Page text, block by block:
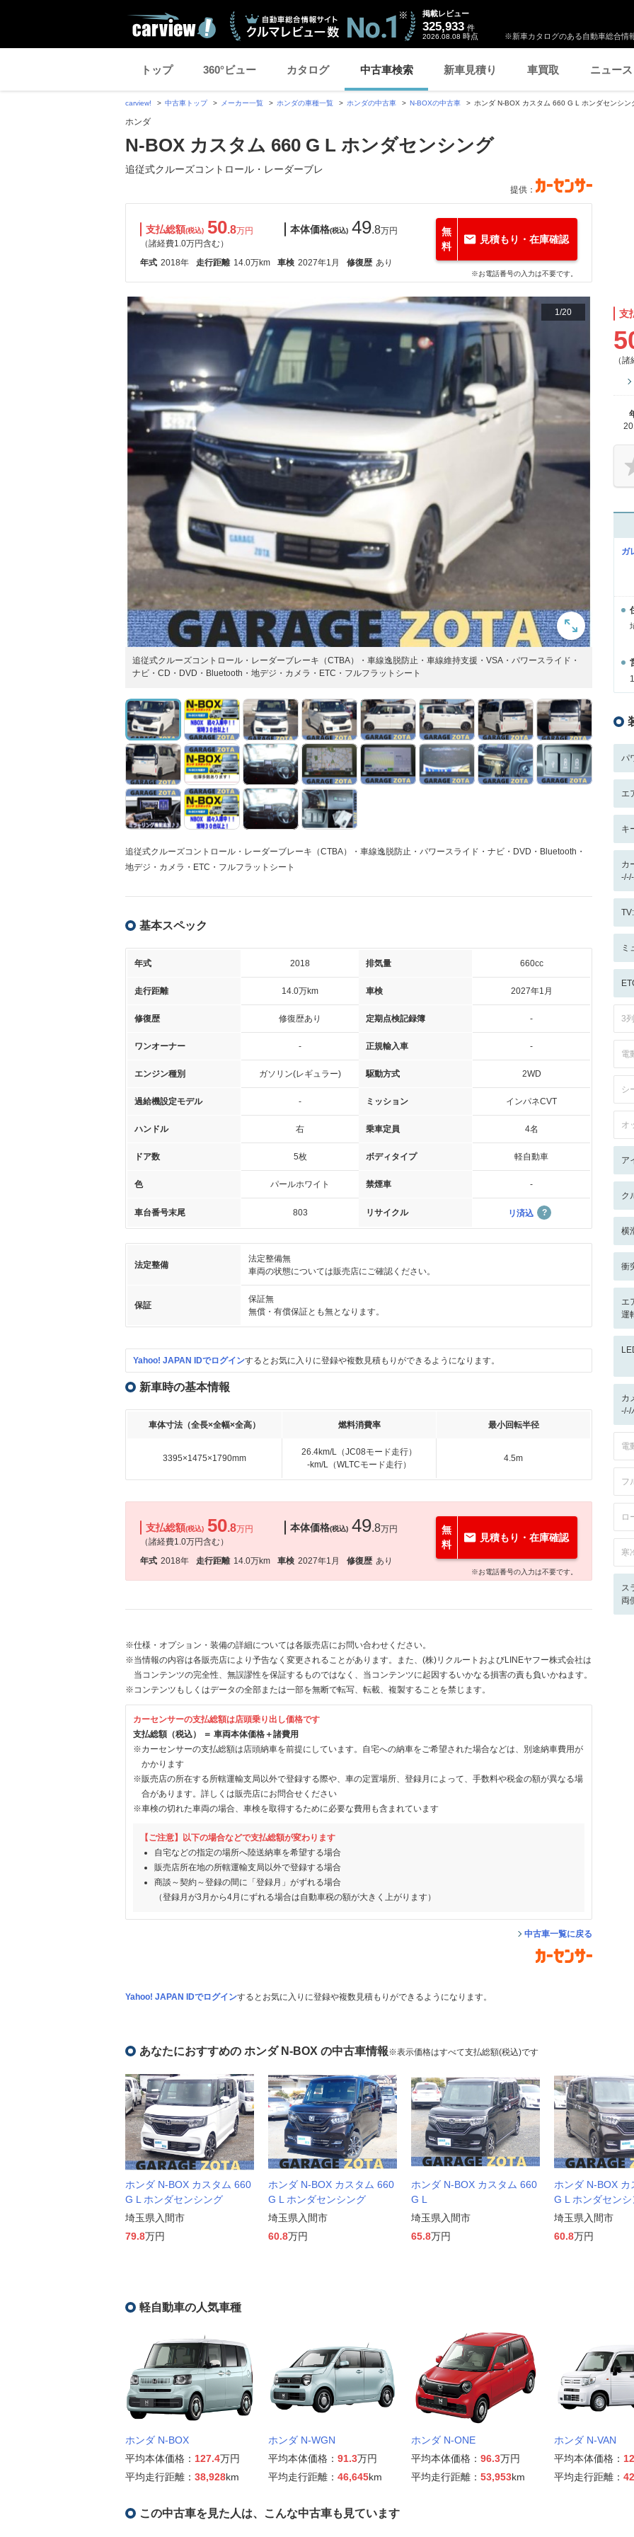
※新車カタログのある自動車総合情
掲載レビュー
325,933 件
2026.08.08 時点
トップ 360°ビュー カタログ 中古車検索 新車見積り 車買取 ニュース
carview! 中古車トップ メーカー一覧 ホンダの車種一覧 ホンダの中古車 N-BOXの中古車 ホンダ N-BOX カスタム 660 G L ホンダセンシ
ホンダ
N-BOX カスタム 660 G L ホンダセンシング
追従式クルーズコントロール・レーダーブレ
提供：
支払総額(税込) 50.8万円
（諸経費1.0万円含む）
本体価格(税込) 49.8万円
年式 2018年 走行距離 14.0万km 車検 2027年1月 修復歴 あり
無
料
見積もり・在庫確認
※お電話番号の入力は不要です。
1/20
追従式クルーズコントロール・レーダーブレーキ（CTBA）・車線逸脱防止・車線維持支援・VSA・パワースライド・
ナビ・CD・DVD・Bluetooth・地デジ・カメラ・ETC・フルフラットシート
追従式クルーズコントロール・レーダーブレーキ（CTBA）・車線逸脱防止・パワースライド・ナビ・DVD・Bluetooth・
地デジ・カメラ・ETC・フルフラットシート
基本スペック
年式 2018 排気量 660cc
走行距離 14.0万km 車検 2027年1月
修復歴 修復歴あり 定期点検記録簿 -
ワンオーナー - 正規輸入車 -
エンジン種別 ガソリン(レギュラー) 駆動方式 2WD
過給機設定モデル - ミッション インパネCVT
ハンドル 右 乗車定員 4名
ドア数 5枚 ボディタイプ 軽自動車
色 パールホワイト 禁煙車 -
車台番号末尾 803 リサイクル リ済込
法定整備
法定整備無
車両の状態については販売店にご確認ください。
保証
保証無
無償・有償保証とも無となります。
Yahoo! JAPAN IDでログインするとお気に入りに登録や複数見積もりができるようになります。
新車時の基本情報
車体寸法（全長×全幅×全高） 燃料消費率 最小回転半径
3395×1475×1790mm
26.4km/L（JC08モード走行）
-km/L（WLTCモード走行）
4.5m
支払総額(税込) 50.8万円
（諸経費1.0万円含む）
本体価格(税込) 49.8万円
年式 2018年 走行距離 14.0万km 車検 2027年1月 修復歴 あり
無
料
見積もり・在庫確認
※お電話番号の入力は不要です。
※仕様・オプション・装備の詳細については各販売店にお問い合わせください。
※当情報の内容は各販売店により予告なく変更されることがあります。また、(株)リクルートおよびLINEヤフー株式会社は
当コンテンツの完全性、無誤謬性を保証するものではなく、当コンテンツに起因するいかなる損害の責も負いかねます。
※コンテンツもしくはデータの全部または一部を無断で転写、転載、複製することを禁じます。
カーセンサーの支払総額は店頭乗り出し価格です
支払総額（税込） ＝ 車両本体価格＋諸費用
※カーセンサーの支払総額は店頭納車を前提にしています。自宅への納車をご希望された場合などは、別途納車費用が
かかります
※販売店の所在する所轄運輸支局以外で登録する際や、車の定置場所、登録月によって、手数料や税金の額が異なる場
合があります。詳しくは販売店にお問合せください
※車検の切れた車両の場合、車検を取得するために必要な費用も含まれています
【ご注意】以下の場合などで支払総額が変わります
自宅などの指定の場所へ陸送納車を希望する場合
販売店所在地の所轄運輸支局以外で登録する場合
商談～契約～登録の間に「登録月」がずれる場合
（登録月が3月から4月にずれる場合は自動車税の額が大きく上がります）
中古車一覧に戻る
Yahoo! JAPAN IDでログインするとお気に入りに登録や複数見積もりができるようになります。
支
（
ガ
パ
エ
キ
カ
ミ
3
電
シ
オ
ア
ク
横
衝
エ
運
カ
-/-/
電
フ
ロ
寒
ス
両
あなたにおすすめの ホンダ N-BOX の中古車情報※表示価格はすべて支払総額(税込)です
ホンダ N-BOX カスタム 660
G L ホンダセンシング
埼玉県入間市
79.8万円
ホンダ N-BOX カスタム 660
G L ホンダセンシング
埼玉県入間市
60.8万円
ホンダ N-BOX カスタム 660
G L
埼玉県入間市
65.8万円
ホンダ N-BOX カ
G L ホンダセンシ
埼玉県入間市
60.8万円
軽自動車の人気車種
ホンダ N-BOX
平均本体価格： 127.4万円
平均走行距離： 38,928km
ホンダ N-WGN
平均本体価格： 91.3万円
平均走行距離： 46,645km
ホンダ N-ONE
平均本体価格： 96.3万円
平均走行距離： 53,953km
ホンダ N-VAN
平均本体価格：
平均走行距離：
この中古車を見た人は、こんな中古車も見ています